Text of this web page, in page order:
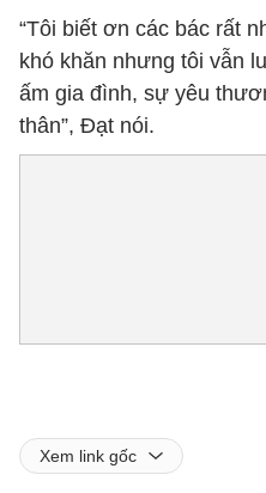
“Tôi biết ơn các bác rất
khó khăn nhưng tôi vẫn
ấm gia đình, sự yêu
thân”, Đạt nói.
Xem link gốc